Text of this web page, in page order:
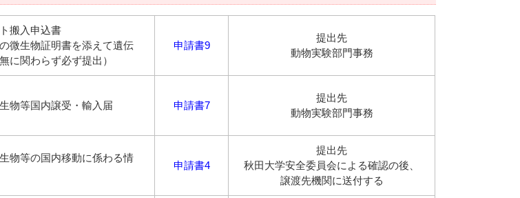
搬入申込書
の微生物証明書を添えて遺伝
に関わらず必ず提出）
申請書9
提出先
動物実験部門事務
物等国内譲受・輸入届 申請書7
提出先
動物実験部門事務
物等の国内移動に係わる情
申請書4
提出先
秋田大学安全委員会による確認の後、
譲渡先機関に送付する